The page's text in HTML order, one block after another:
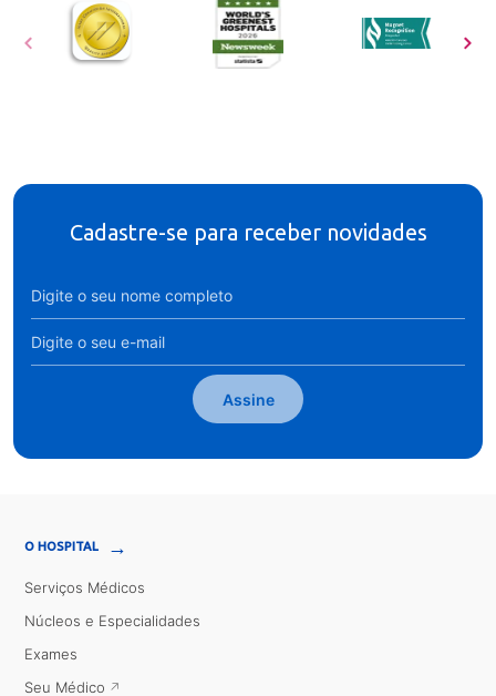
Cadastre-se para receber novidades
Assine
O HOSPITAL →
Serviços Médicos
Núcleos e Especialidades
Exames
Seu Médico